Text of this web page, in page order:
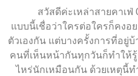
สวัสดีค่ะเหล่าสายคาเฟ่
แบบนี้เชื่อว่าใครต่อใครก็คงอ
ตัวเองกัน แต่บางครั้งการที่อยู่
คนที่เห็นหน้ากันทุกวันก็ทำให้รู้
ไหร่นักเหมือนกัน ด้วยเหตุนี้